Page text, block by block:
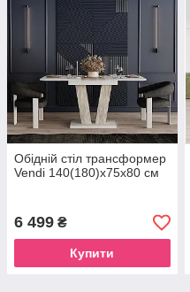
Обідній стіл трансформер
Vendi 140(180)x75x80 см
6 499 ₴
Купити